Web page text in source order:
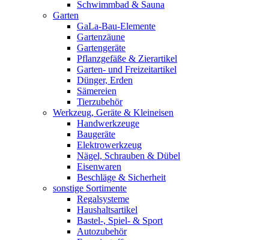
Schwimmbad & Sauna
Garten
GaLa-Bau-Elemente
Gartenzäune
Gartengeräte
Pflanzgefäße & Zierartikel
Garten- und Freizeitartikel
Dünger, Erden
Sämereien
Tierzubehör
Werkzeug, Geräte & Kleineisen
Handwerkzeuge
Baugeräte
Elektrowerkzeug
Nägel, Schrauben & Dübel
Eisenwaren
Beschläge & Sicherheit
sonstige Sortimente
Regalsysteme
Haushaltsartikel
Bastel-, Spiel- & Sport
Autozubehör